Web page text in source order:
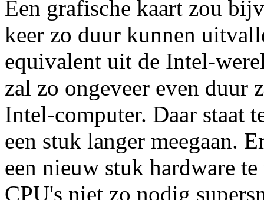
Een grafische kaart zou
keer zo duur kunnen
equivalent uit de Intel-
zal zo ongeveer even duur
Intel-computer. Daar staat
een stuk langer meegaan.
een nieuw stuk hardware
CPU's niet zo nodig